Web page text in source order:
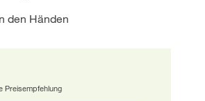
den Händen
Preisempfehlung